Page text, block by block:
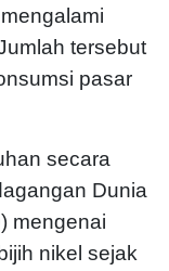
tersebut
pasar
secara
Dunia
mengenai
nikel sejak